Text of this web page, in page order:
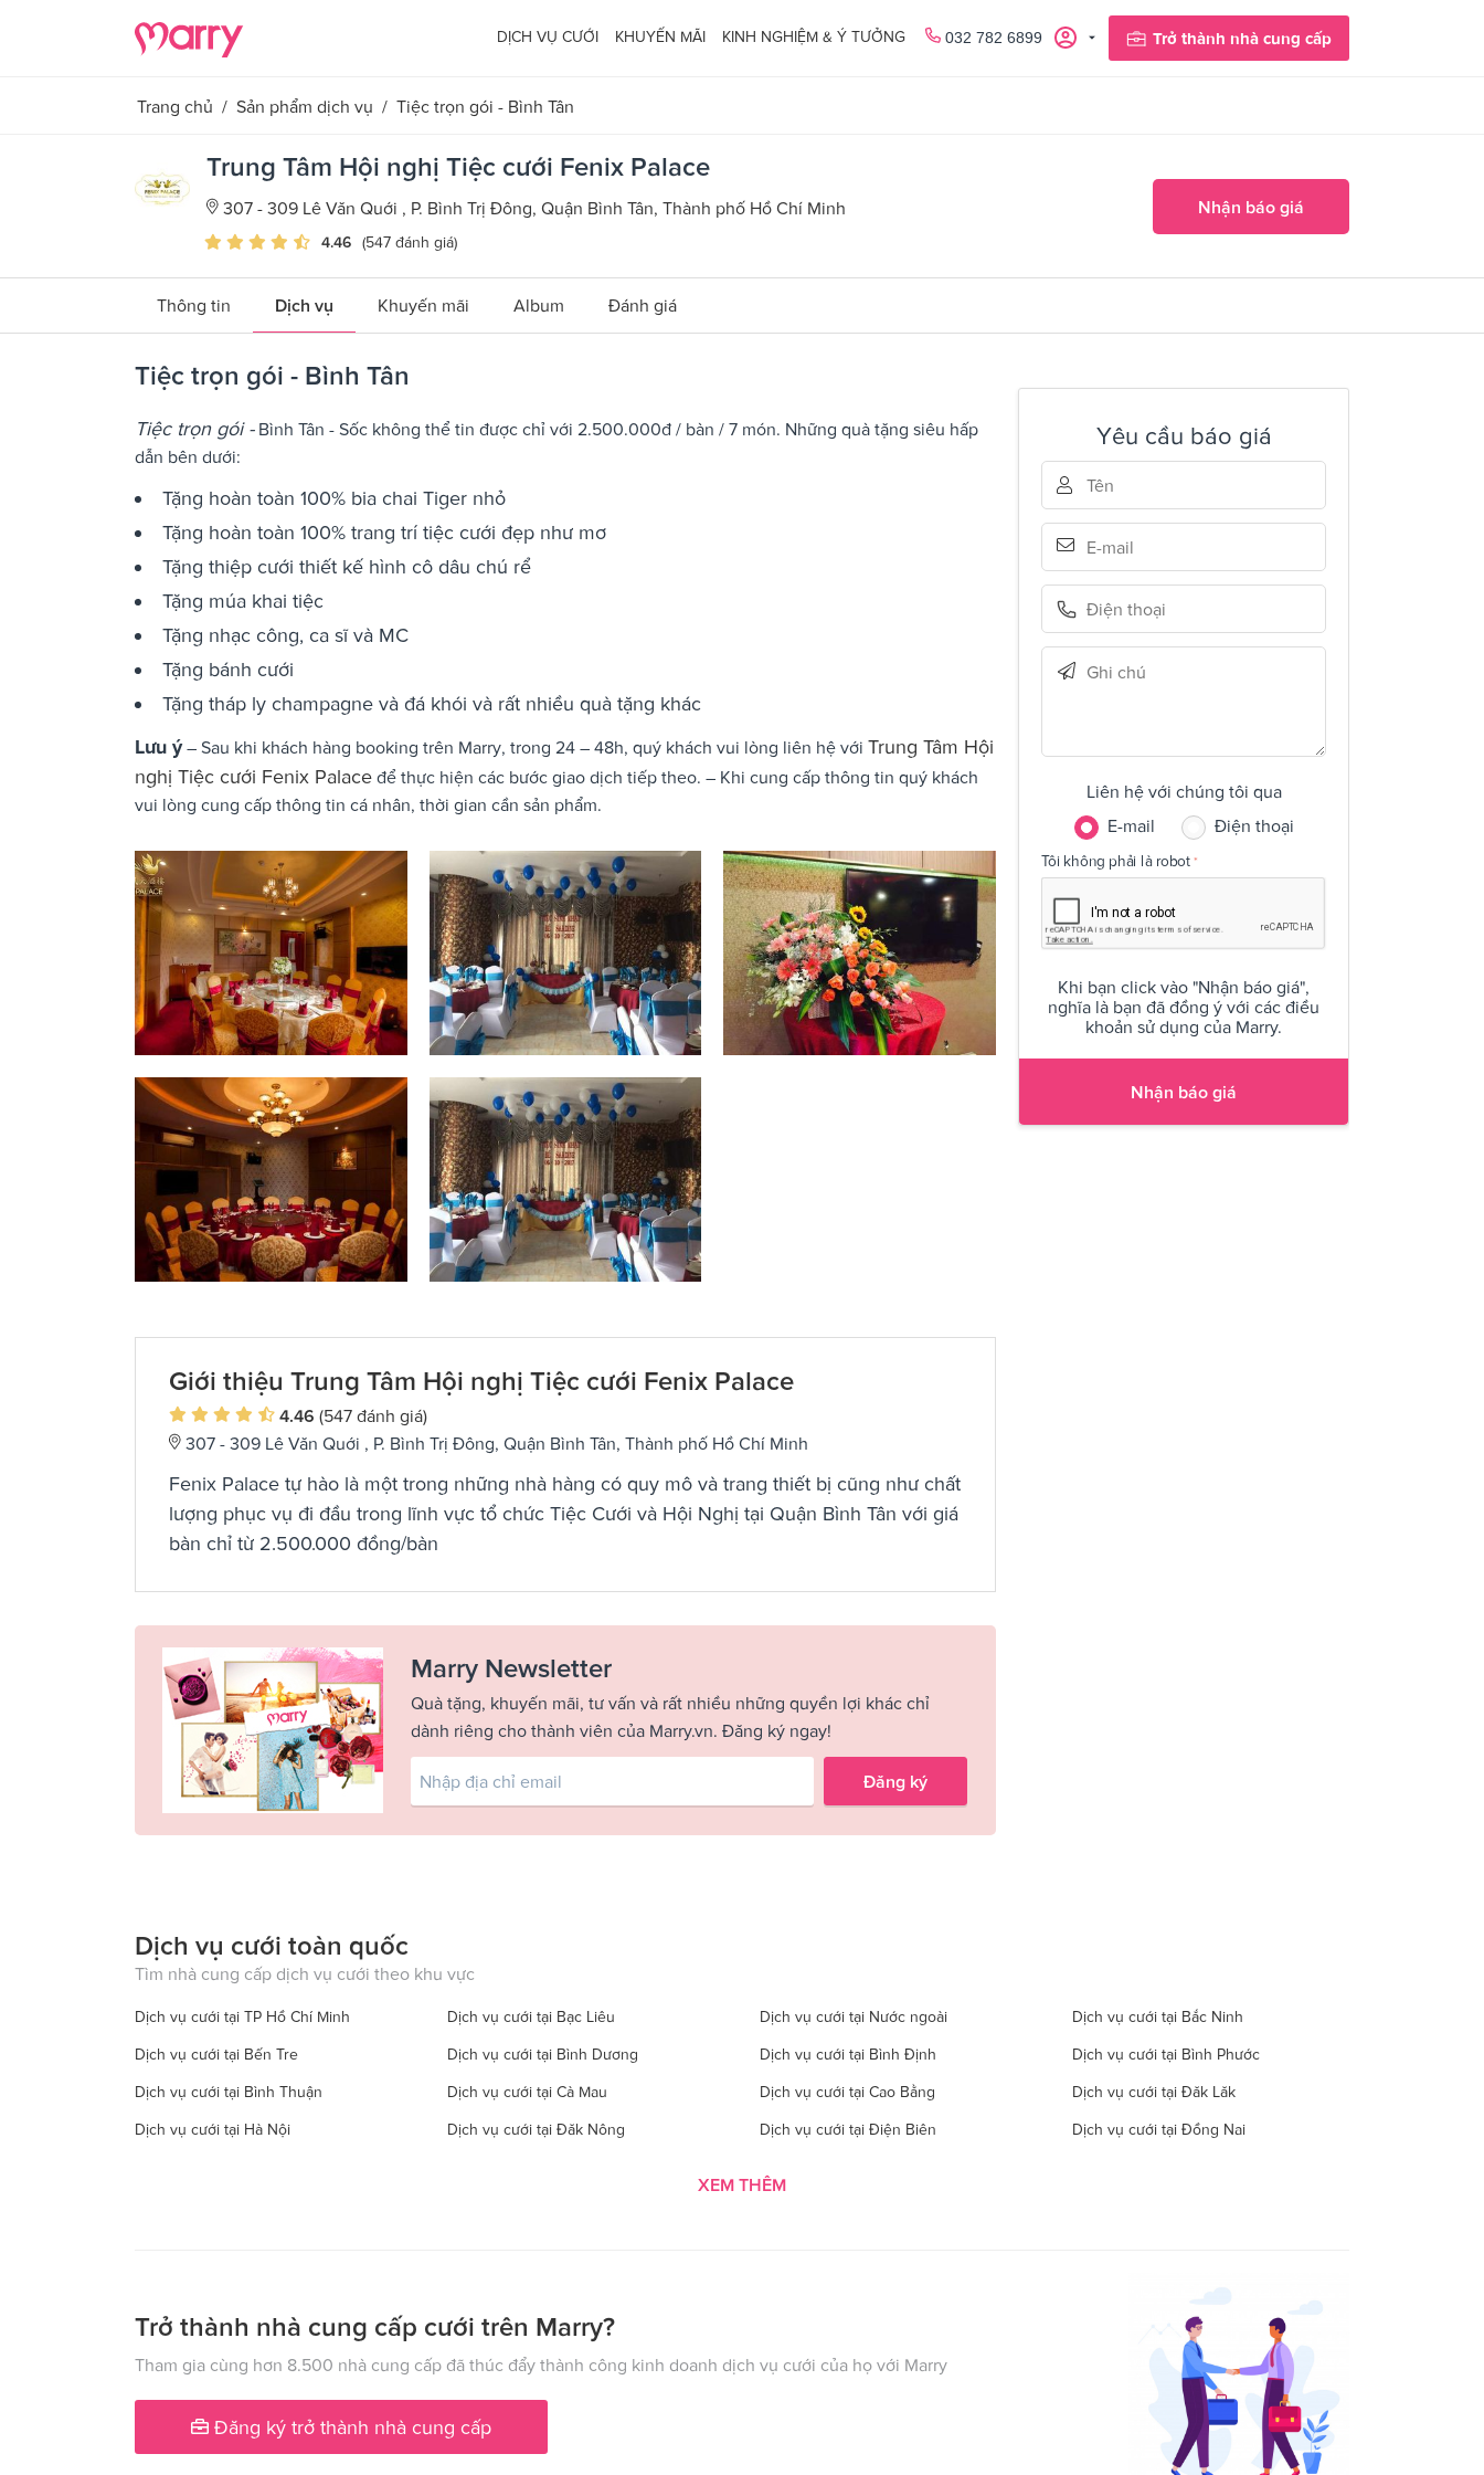
Trở thành nhà cung cấp
032 782 6899
DỊCH VỤ CƯỚI KHUYẾN MÃI KINH NGHIỆM & Ý TƯỞNG
Trang chủ / Sản phẩm dịch vụ / Tiệc trọn gói - Bình Tân
Trung Tâm Hội nghị Tiệc cưới Fenix Palace
307 - 309 Lê Văn Quới , P. Bình Trị Đông, Quận Bình Tân, Thành phố Hồ Chí Minh
4.46 (547 đánh giá)
Nhận báo giá
Thông tin Dịch vụ Khuyến mãi Album Đánh giá
Tiệc trọn gói - Bình Tân
Tiệc trọn gói -Bình Tân - Sốc không thể tin được chỉ với 2.500.000đ / bàn / 7 món. Những quà tặng siêu hấp
dẫn bên dưới:
Tặng hoàn toàn 100% bia chai Tiger nhỏ
Tặng hoàn toàn 100% trang trí tiệc cưới đẹp như mơ
Tặng thiệp cưới thiết kế hình cô dâu chú rể
Tặng múa khai tiệc
Tặng nhạc công, ca sĩ và MC
Tặng bánh cưới
Tặng tháp ly champagne và đá khói và rất nhiều quà tặng khác
Lưu ý– Sau khi khách hàng booking trên Marry, trong 24 – 48h, quý khách vui lòng liên hệ với Trung Tâm Hội
nghị Tiệc cưới Fenix Palace để thực hiện các bước giao dịch tiếp theo. – Khi cung cấp thông tin quý khách
vui lòng cung cấp thông tin cá nhân, thời gian cần sản phẩm.
Giới thiệu Trung Tâm Hội nghị Tiệc cưới Fenix Palace
4.46 (547 đánh giá)
307 - 309 Lê Văn Quới , P. Bình Trị Đông, Quận Bình Tân, Thành phố Hồ Chí Minh
Fenix Palace tự hào là một trong những nhà hàng có quy mô và trang thiết bị cũng như chất
lượng phục vụ đi đầu trong lĩnh vực tổ chức Tiệc Cưới và Hội Nghị tại Quận Bình Tân với giá
bàn chỉ từ 2.500.000 đồng/bàn
Marry Newsletter
Quà tặng, khuyến mãi, tư vấn và rất nhiều những quyền lợi khác chỉ
dành riêng cho thành viên của Marry.vn. Đăng ký ngay!
Đăng ký
Yêu cầu báo giá
Liên hệ với chúng tôi qua
E-mail
Điện thoại
Tôi không phải là robot
Khi bạn click vào "Nhận báo giá",
nghĩa là bạn đã đồng ý với các điều
khoản sử dụng của Marry.
Nhận báo giá
Dịch vụ cưới toàn quốc
Tìm nhà cung cấp dịch vụ cưới theo khu vực
Dịch vụ cưới tại TP Hồ Chí Minh Dịch vụ cưới tại Bạc Liêu Dịch vụ cưới tại Nước ngoài Dịch vụ cưới tại Bắc Ninh
Dịch vụ cưới tại Bến Tre Dịch vụ cưới tại Bình Dương Dịch vụ cưới tại Bình Định Dịch vụ cưới tại Bình Phước
Dịch vụ cưới tại Bình Thuận Dịch vụ cưới tại Cà Mau Dịch vụ cưới tại Cao Bằng Dịch vụ cưới tại Đăk Lăk
Dịch vụ cưới tại Hà Nội Dịch vụ cưới tại Đăk Nông Dịch vụ cưới tại Điện Biên Dịch vụ cưới tại Đồng Nai
Dịch vụ cưới tại Lạng Sơn Dịch vụ cưới tại Lào Cai Dịch vụ cưới tại Long An
Dịch vụ cưới tại Nghệ An Dịch vụ cưới tại Ninh Bình Dịch vụ cưới tại Ninh Thuận
Dịch vụ cưới tại Quảng Nam
Dịch vụ cưới tại Quảng Ngãi Dịch vụ cưới tại Hải Phòng Dịch vụ cưới tại Quảng Trị
Dịch vụ cưới tại Thái Nguyên
XEM THÊM
Trở thành nhà cung cấp cưới trên Marry?
Tham gia cùng hơn 8.500 nhà cung cấp đã thúc đẩy thành công kinh doanh dịch vụ cưới của họ với Marry
Đăng ký trở thành nhà cung cấp